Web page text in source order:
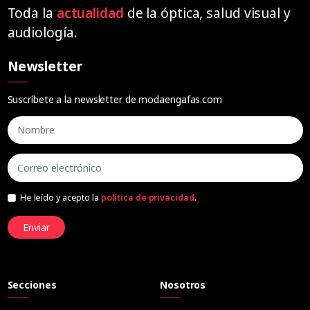
Toda la actualidad de la óptica, salud visual y
audiología.
Newsletter
Suscríbete a la newsletter de modaengafas.com
He leído y acepto la política de privacidad.
Enviar
Secciones Nosotros